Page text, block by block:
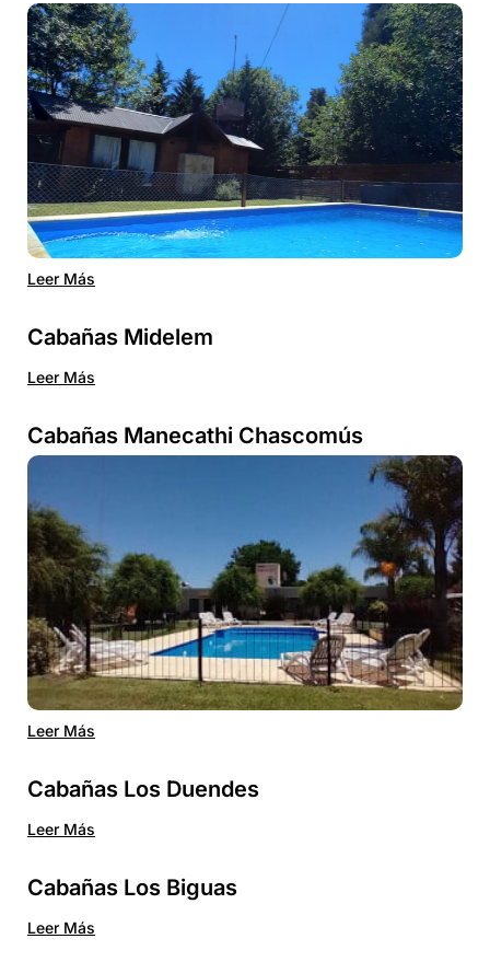
Leer Más
Cabañas Midelem
Leer Más
Cabañas Manecathi Chascomús
Leer Más
Cabañas Los Duendes
Leer Más
Cabañas Los Biguas
Leer Más